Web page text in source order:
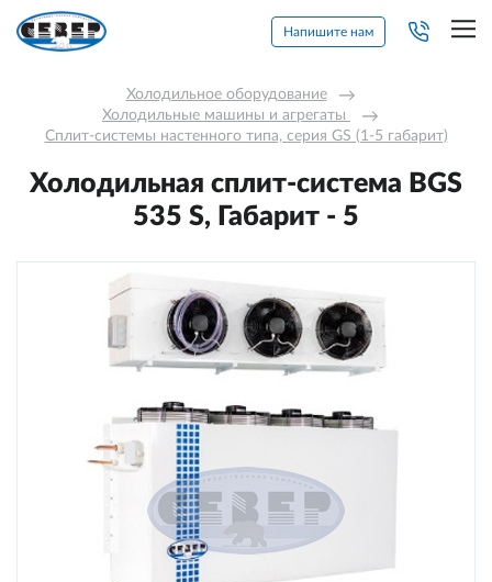
Напишите нам
Холодильное оборудование →
Холодильные машины и агрегаты →
Сплит-системы настенного типа, серия GS (1-5 габарит)
Холодильная сплит-система BGS
535 S, Габарит - 5